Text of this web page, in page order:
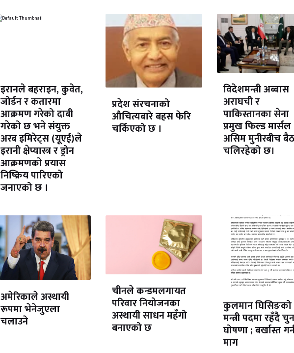
इरानले बहराइन, कुवेत,
जोर्डन र कतारमा
आक्रमण गरेको दाबी
गरेको छ भने संयुक्त
अरब इमिरेट्स (यूएई)ले
इरानी क्षेप्यास्त्र र ड्रोन
आक्रमणको प्रयास
निष्क्रिय पारिएको
जनाएको छ ।
प्रदेश संरचनाको
औचित्यबारे बहस फेरि
चर्किएको छ ।
विदेशमन्त्री अब्बास
अराघची र
पाकिस्तानका सेना
प्रमुख फिल्ड मार्सल
असिम मुनीरबीच
चलिरहेको छ।
अमेरिकाले अस्थायी
रूपमा भेनेजुएला
चलाउने
चीनले कन्डमलगायत
परिवार नियोजनका
अस्थायी साधन महँगो
बनाएको छ
कुलमान घिसिङको
मन्त्री पदमा रहँदै
घोषणा ; बर्खास्त
माग